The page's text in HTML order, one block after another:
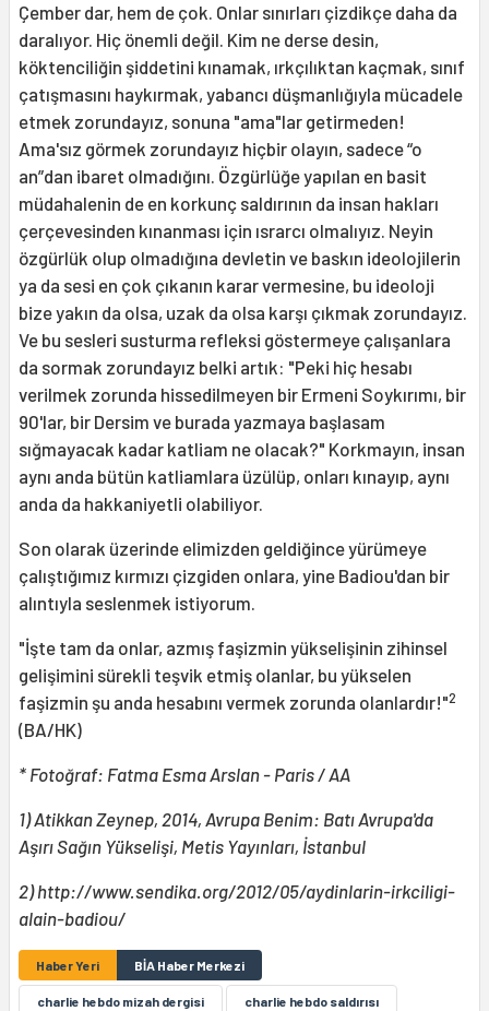
Çember dar, hem de çok. Onlar sınırları çizdikçe daha da
daralıyor. Hiç önemli değil. Kim ne derse desin,
köktenciliğin şiddetini kınamak, ırkçılıktan kaçmak, sınıf
çatışmasını haykırmak, yabancı düşmanlığıyla mücadele
etmek zorundayız, sonuna "ama"lar getirmeden!
Ama'sız görmek zorundayız hiçbir olayın, sadece “o
an”dan ibaret olmadığını. Özgürlüğe yapılan en basit
müdahalenin de en korkunç saldırının da insan hakları
çerçevesinden kınanması için ısrarcı olmalıyız. Neyin
özgürlük olup olmadığına devletin ve baskın ideolojilerin
ya da sesi en çok çıkanın karar vermesine, bu ideoloji
bize yakın da olsa, uzak da olsa karşı çıkmak zorundayız.
Ve bu sesleri susturma refleksi göstermeye çalışanlara
da sormak zorundayız belki artık: "Peki hiç hesabı
verilmek zorunda hissedilmeyen bir Ermeni Soykırımı, bir
90'lar, bir Dersim ve burada yazmaya başlasam
sığmayacak kadar katliam ne olacak?" Korkmayın, insan
aynı anda bütün katliamlara üzülüp, onları kınayıp, aynı
anda da hakkaniyetli olabiliyor.
Son olarak üzerinde elimizden geldiğince yürümeye
çalıştığımız kırmızı çizgiden onlara, yine Badiou'dan bir
alıntıyla seslenmek istiyorum.
"İşte tam da onlar, azmış faşizmin yükselişinin zihinsel
gelişimini sürekli teşvik etmiş olanlar, bu yükselen
faşizmin şu anda hesabını vermek zorunda olanlardır!"2
(BA/HK)
* Fotoğraf: Fatma Esma Arslan - Paris / AA
1) Atikkan Zeynep, 2014, Avrupa Benim: Batı Avrupa'da
Aşırı Sağın Yükselişi, Metis Yayınları, İstanbul
2) http://www.sendika.org/2012/05/aydinlarin-irkciligi-
alain-badiou/
Haber Yeri BİA Haber Merkezi
charlie hebdo mizah dergisi charlie hebdo saldırısı